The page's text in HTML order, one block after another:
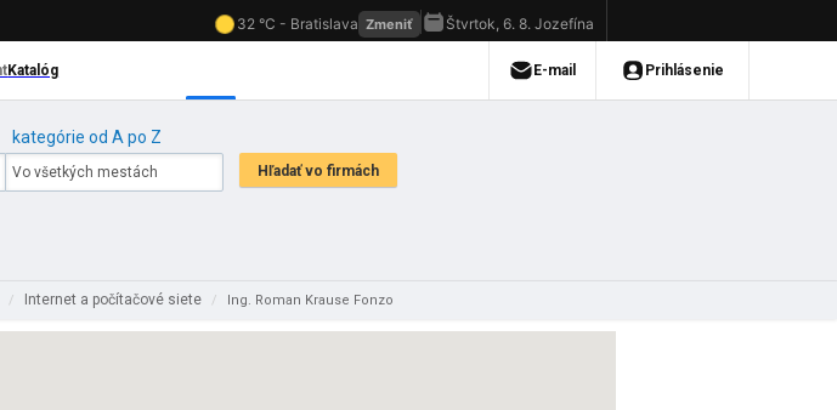
kategórie od A po Z
/ Internet a počítačové siete / Ing. Roman Krause Fonzo